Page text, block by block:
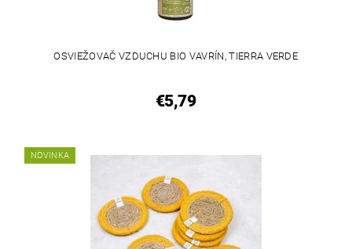
OSVIEŽOVAČ VZDUCHU BIO VAVRÍN, TIERRA VERDE
€5,79
NOVINKA